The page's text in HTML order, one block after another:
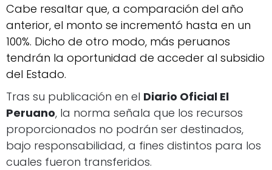
Cabe resaltar que, a comparación del año
anterior, el monto se incrementó hasta en un
100%. Dicho de otro modo, más peruanos
tendrán la oportunidad de acceder al subsidio
del Estado.
Tras su publicación en el Diario Oficial El
Peruano, la norma señala que los recursos
proporcionados no podrán ser destinados,
bajo responsabilidad, a fines distintos para los
cuales fueron transferidos.